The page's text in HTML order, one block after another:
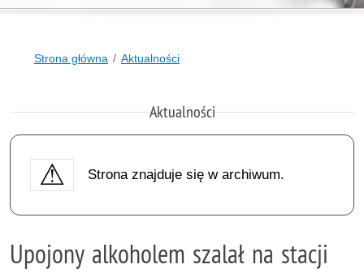
Strona główna Aktualności
Aktualności
Strona znajduje się w archiwum.
Upojony alkoholem szalał na stacji